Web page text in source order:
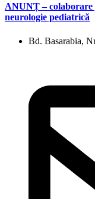
ANUNȚ – colaborare
neurologie pediatrică
Bd. Basarabia,